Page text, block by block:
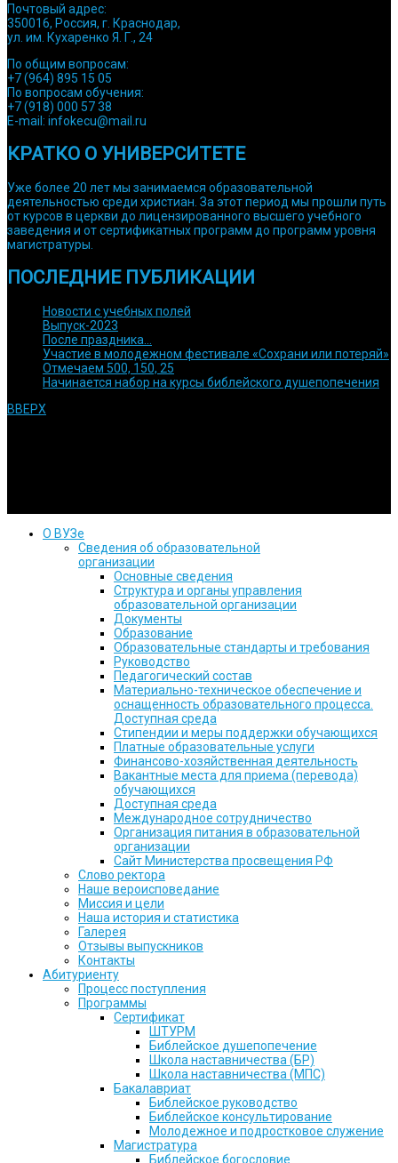
Почтовый адрес:
350016, Россия, г. Краснодар,
ул. им. Кухаренко Я. Г., 24
По общим вопросам:
+7 (964) 895 15 05
По вопросам обучения:
+7 (918) 000 57 38
E-mail: infokecu@mail.ru
КРАТКО О УНИВЕРСИТЕТЕ
Уже более 20 лет мы занимаемся образовательной
деятельностью среди христиан. За этот период мы прошли путь
от курсов в церкви до лицензированного высшего учебного
заведения и от сертификатных программ до программ уровня
магистратуры.
ПОСЛЕДНИЕ ПУБЛИКАЦИИ
Новости с учебных полей
Выпуск-2023
После праздника…
Участие в молодежном фестивале «Сохрани или потеряй»
Отмечаем 500, 150, 25
Начинается набор на курсы библейского душепопечения
ВВЕРХ
О ВУЗе
Сведения об образовательной
организации
Основные сведения
Структура и органы управления
образовательной организации
Документы
Образование
Образовательные стандарты и требования
Руководство
Педагогический состав
Материально-техническое обеспечение и
оснащенность образовательного процесса.
Доступная среда
Стипендии и меры поддержки обучающихся
Платные образовательные услуги
Финансово-хозяйственная деятельность
Вакантные места для приема (перевода)
обучающихся
Доступная среда
Международное сотрудничество
Организация питания в образовательной
организации
Сайт Министерства просвещения РФ
Слово ректора
Наше вероисповедание
Миссия и цели
Наша история и статистика
Галерея
Отзывы выпускников
Контакты
Абитуриенту
Процесс поступления
Программы
Сертификат
ШТУРМ
Библейское душепопечение
Школа наставничества (БР)
Школа наставничества (МПС)
Бакалавриат
Библейское руководство
Библейское консультирование
Молодежное и подростковое служение
Магистратура
Библейское богословие